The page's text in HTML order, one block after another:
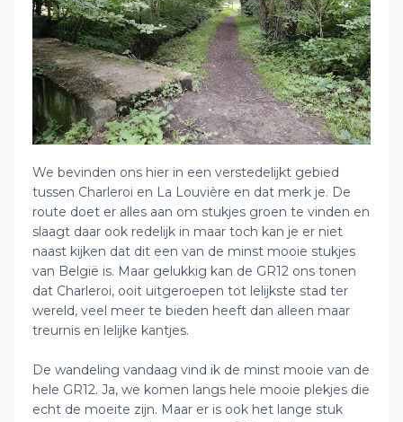
We bevinden ons hier in een verstedelijkt gebied
tussen Charleroi en La Louvière en dat merk je. De
route doet er alles aan om stukjes groen te vinden en
slaagt daar ook redelijk in maar toch kan je er niet
naast kijken dat dit een van de minst mooie stukjes
van België is. Maar gelukkig kan de GR12 ons tonen
dat Charleroi, ooit uitgeroepen tot lelijkste stad ter
wereld, veel meer te bieden heeft dan alleen maar
treurnis en lelijke kantjes.
De wandeling vandaag vind ik de minst mooie van de
hele GR12. Ja, we komen langs hele mooie plekjes die
echt de moeite zijn. Maar er is ook het lange stuk